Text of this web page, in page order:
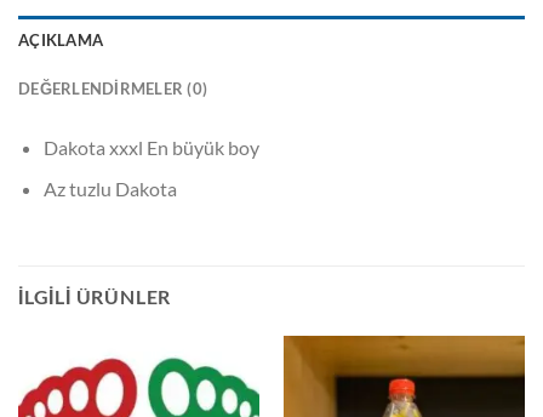
AÇIKLAMA
DEĞERLENDIRMELER (0)
Dakota xxxl En büyük boy
Az tuzlu Dakota
İLGILI ÜRÜNLER